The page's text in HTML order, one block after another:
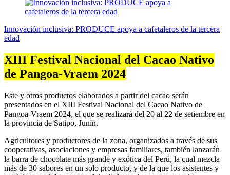
Innovación inclusiva: PRODUCE apoya a cafetaleros de la tercera
edad
XIII Festival Nacional del Cacao Nativo
de Pangoa-Vraem 2024
Este y otros productos elaborados a partir del cacao serán
presentados en el XIII Festival Nacional del Cacao Nativo de
Pangoa-Vraem 2024, el que se realizará del 20 al 22 de setiembre en
la provincia de Satipo, Junín.
Agricultores y productores de la zona, organizados a través de sus
cooperativas, asociaciones y empresas familiares, también lanzarán
la barra de chocolate más grande y exótica del Perú, la cual mezcla
más de 30 sabores en un solo producto, y de la que los asistentes y